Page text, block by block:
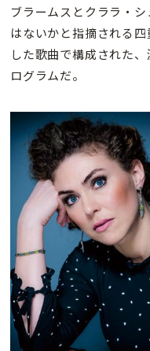
ブラームスとクララ・
はないかと指摘される
した歌曲で構成された
ログラムだ。